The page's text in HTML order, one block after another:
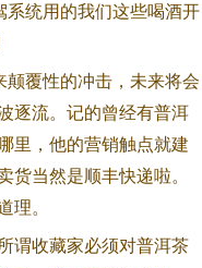
系统用的我们这些喝酒开
覆性的冲击，未来将会
逐流。记的曾经有普洱
里，他的营销触点就建
当然是顺丰快递啦。
理。
谓收藏家必须对普洱茶